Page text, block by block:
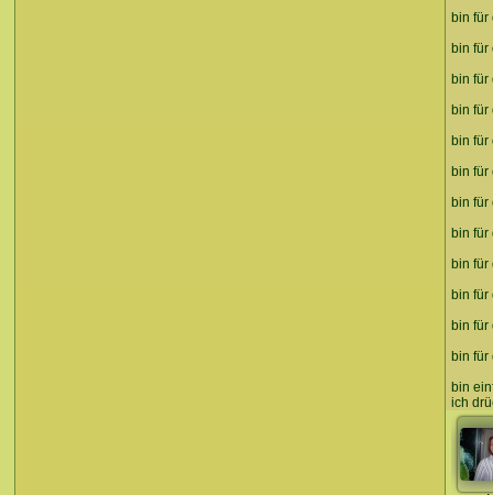
bin für
bin für
bin für
bin für
bin für
bin für
bin für
bin für
bin für
bin für
bin für
bin für
bin
ich